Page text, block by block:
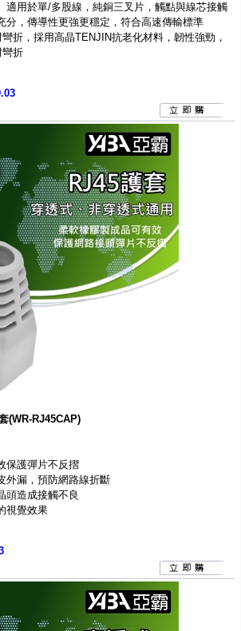
適用於單/多股線，純銅三叉片，觸點與線芯接觸
分，傳導性更強更穩定，符合高速傳輸標準
折，採用高晶TENJIN抗老化材料，韌性強勁，
彎折
(WR-RJ45CAP)
保護彈片不反摺
外漏，預防網路線折斷
頭造成接觸不良
視覺效果